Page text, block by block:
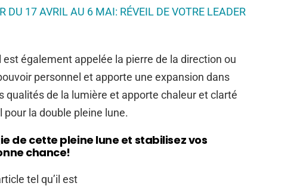
DU 17 AVRIL AU 6 MAI: RÉVEIL DE VOTRE LEADER
est également appelée la pierre de la direction ou
personnel et apporte une expansion dans
qualités de la lumière et apporte chaleur et clarté
pour la double pleine lune.
de cette pleine lune et stabilisez vos
chance!
tel qu’il est